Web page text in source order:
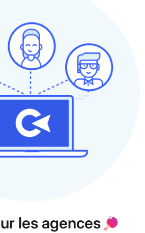
les agences⁠🏓